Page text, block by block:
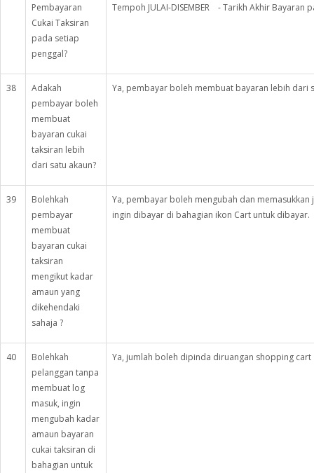
Pembayaran
Cukai Taksiran
pada setiap
penggal?
Tempoh JULAI-DISEMBER - Tarikh Akhir Bayaran
38
Adakah
pembayar boleh
membuat
bayaran cukai
taksiran lebih
dari satu akaun?
Ya, pembayar boleh membuat bayaran lebih dari
39
Bolehkah
pembayar
membuat
bayaran cukai
taksiran
mengikut kadar
amaun yang
dikehendaki
sahaja ?
Ya, pembayar boleh mengubah dan memasukkan
ingin dibayar di bahagian ikon Cart untuk dibayar.
40
Bolehkah
pelanggan tanpa
membuat log
masuk, ingin
mengubah kadar
amaun bayaran
cukai taksiran di
bahagian untuk
Ya, jumlah boleh dipinda diruangan shopping